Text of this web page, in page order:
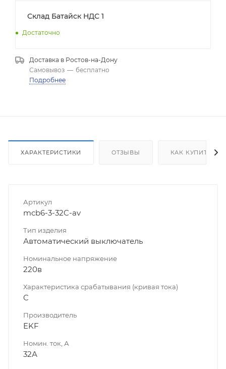
Склад Батайск НДС 1
Достаточно
Доставка в Ростов-на-Дону
Самовывоз — бесплатно
Подробнее
ХАРАКТЕРИСТИКИ ОТЗЫВЫ КАК КУПИТЬ
Артикул
mcb6-3-32C-av
Тип изделия
Автоматический выключатель
Номинальное напряжение
220в
Характеристика срабатывания (кривая тока)
C
Производитель
EKF
Номин. ток, А
32А